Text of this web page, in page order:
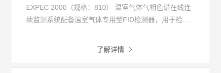
EXPEC 2000（规格：810） 温室气体气相色谱在线连
续监测系统配备温室气体专用型FID检测器，用于检测
CH4进入FID检测，CO和CO2先后进入甲烷转化炉，在
了解详情